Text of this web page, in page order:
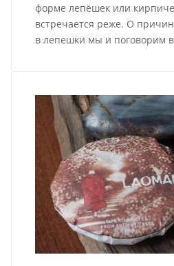
форме лепёшек или
встречается реже. О
в лепешки мы и поговорим